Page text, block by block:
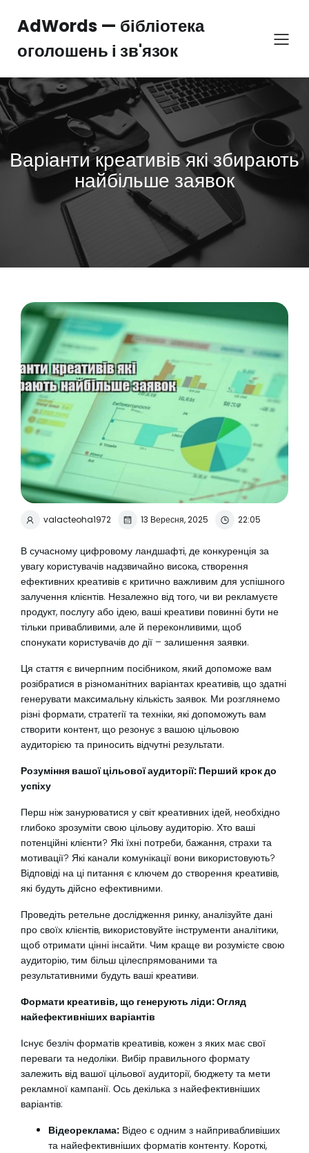
вмістуAdWords — бібліотека
оголошень і зв'язок
Варіанти креативів які збирають
найбільше заявок
valacteoha1972 13 Вересня, 2025 22:05
В сучасному цифровому ландшафті, де конкуренція за
увагу користувачів надзвичайно висока, створення
ефективних креативів є критично важливим для успішного
залучення клієнтів. Незалежно від того, чи ви рекламуєте
продукт, послугу або ідею, ваші креативи повинні бути не
тільки привабливими, але й переконливими, щоб
спонукати користувачів до дії – залишення заявки.
Ця стаття є вичерпним посібником, який допоможе вам
розібратися в різноманітних варіантах креативів, що здатні
генерувати максимальну кількість заявок. Ми розглянемо
різні формати, стратегії та техніки, які допоможуть вам
створити контент, що резонує з вашою цільовою
аудиторією та приносить відчутні результати.
Розуміння вашої цільової аудиторії: Перший крок до
успіху
Перш ніж занурюватися у світ креативних ідей, необхідно
глибоко зрозуміти свою цільову аудиторію. Хто ваші
потенційні клієнти? Які їхні потреби, бажання, страхи та
мотивації? Які канали комунікації вони використовують?
Відповіді на ці питання є ключем до створення креативів,
які будуть дійсно ефективними.
Проведіть ретельне дослідження ринку, аналізуйте дані
про своїх клієнтів, використовуйте інструменти аналітики,
щоб отримати цінні інсайти. Чим краще ви розумієте свою
аудиторію, тим більш цілеспрямованими та
результативними будуть ваші креативи.
Формати креативів, що генерують ліди: Огляд
найефективніших варіантів
Існує безліч форматів креативів, кожен з яких має свої
переваги та недоліки. Вибір правильного формату
залежить від вашої цільової аудиторії, бюджету та мети
рекламної кампанії. Ось декілька з найефективніших
варіантів:
Відеореклама: Відео є одним з найпривабливіших
та найефективніших форматів контенту. Короткі,